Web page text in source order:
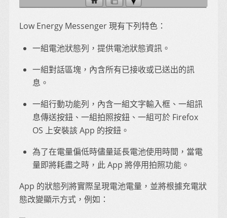
Low Energy Messenger 現有下列特色：
一組電池狀態列，提供電池狀態資訊。
一組對話區塊，內含所有已接收或已送出的訊
息。
一組行動功能列，內含一組文字輸入框、一組訊
息傳送按鈕、一組拍照按鈕、一組可於 Firefox
OS 上安裝該 App 的按鈕。
為了在電量偏低時儘量延長電池使用時間，當電
量即將耗盡之時，此 App 將停用拍照功能。
App 的狀態列將實際呈現電池電量，並將根據充電狀
態改變顯示方式，例如：